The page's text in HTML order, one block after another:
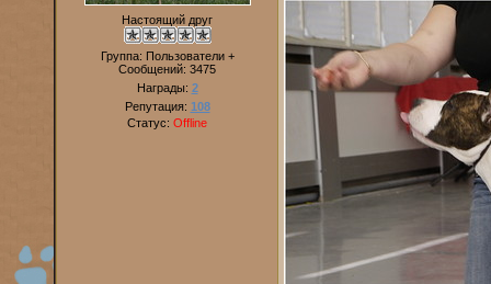
Настоящий друг
Группа: Пользователи +
Сообщений: 3475
Награды: 2
Репутация: 108
Статус: Offline